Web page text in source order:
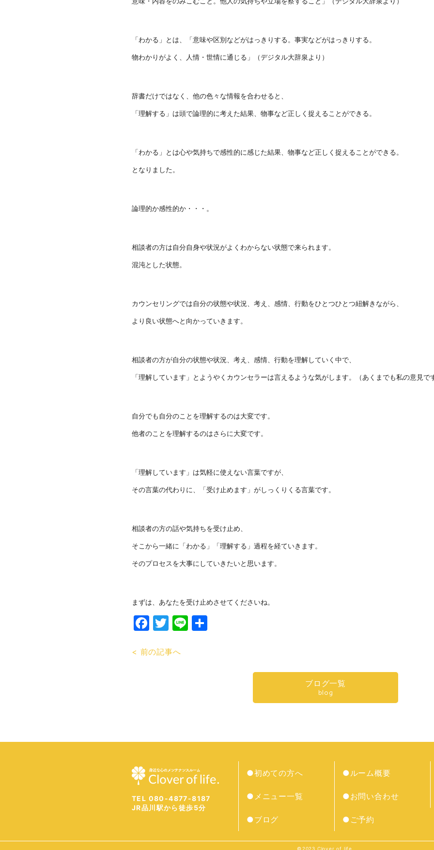
「わかる」とは、「意味や区別などがはっきりする。事実などがはっきりする。
物わかりがよく、人情・世情に通じる」（デジタル大辞泉より）
辞書だけではなく、他の色々な情報を合わせると、
「理解する」は頭で論理的に考えた結果、物事など正しく捉えることができる。
「わかる」とは心や気持ちで感性的に感じた結果、物事など正しく捉えることができる。
となりました。
論理的か感性的か・・・。
相談者の方は自分自身や状況がよくわからない状態で来られます。
混沌とした状態。
カウンセリングでは自分の状態や状況、考え、感情、行動をひとつひとつ紐解きながら、
より良い状態へと向かっていきます。
相談者の方が自分の状態や状況、考え、感情、行動を理解していく中で、
「理解しています」とようやくカウンセラーは言えるような気がします。（あくまでも私の意見で
自分でも自分のことを理解するのは大変です。
他者のことを理解するのはさらに大変です。
「理解しています」は気軽に使えない言葉ですが、
その言葉の代わりに、「受け止めます」がしっくりくる言葉です。
相談者の方の話や気持ちを受け止め、
そこから一緒に「わかる」「理解する」過程を経ていきます。
そのプロセスを大事にしていきたいと思います。
まずは、あなたを受け止めさせてくださいね。
Facebook
Twitter
Line
< 前の記事へ
ブログ一覧
blog
TEL 080-4877-8187
JR品川駅から徒歩5分
●初めての方へ ●ルーム概要
●メニュー一覧 ●お問い合わせ
●ブログ ●ご予約
©︎2023 Clover of life.